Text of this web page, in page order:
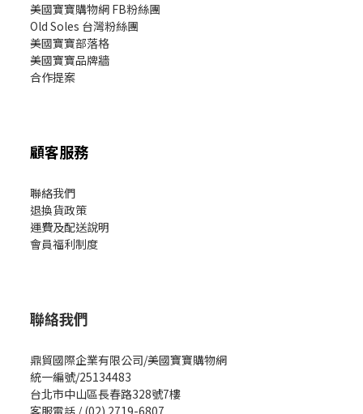
美國寶寶購物網 FB粉絲團
Old Soles 台灣粉絲團
美國寶寶部落格
美國寶寶品牌牆
合作提案
顧客服務
聯絡我們
退換貨政策
運費及配送說明
會員福利制度
聯絡我們
鼎貿國際企業有限公司/美國寶寶購物網
統一編號/25134483
台北市中山區長春路328號7樓
客服電話 / (02) 2719-6807